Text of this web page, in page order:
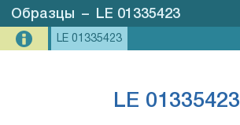
Образцы – LE 01335423
LE 01335423
LE 01335423